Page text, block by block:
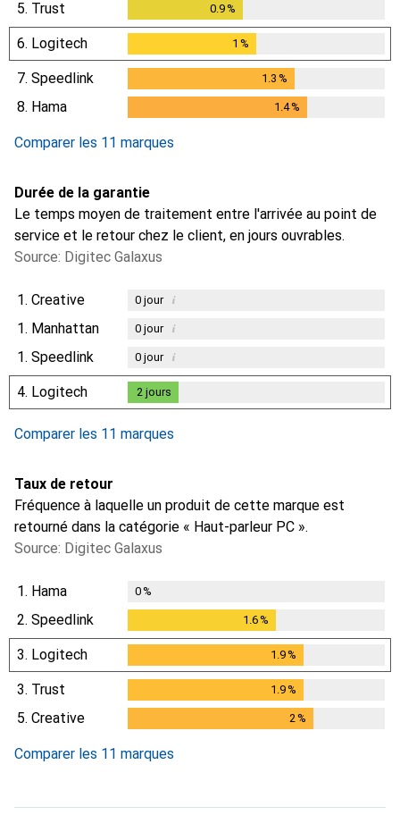
5. Trust 0.9%
6. Logitech 1 %
7. Speedlink 1.3 %
8. Hama 1.4%
Comparer les 11 marques
Durée de la garantie
Le temps moyen de traitement entre l'arrivée au point de
service et le retour chez le client, en jours ouvrables.
Source: Digitec Galaxus
1. Creative 0jour i
1. Manhattan 0jour i
1. Speedlink 0jour i
4. Logitech 2 jours
Comparer les 11 marques
Taux de retour
Fréquence à laquelle un produit de cette marque est
retourné dans la catégorie « Haut-parleur PC ».
Source: Digitec Galaxus
1. Hama 0%
2. Speedlink 1.6%
3. Logitech 1.9%
3. Trust 1.9%
5. Creative 2 %
Comparer les 11 marques